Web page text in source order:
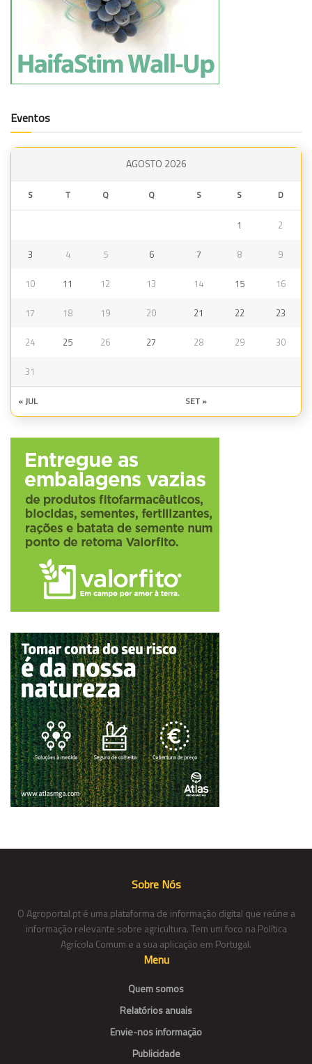
Eventos
AGOSTO 2026
S T Q Q S S D
1 2
3 4 5 6 7 8 9
10 11 12 13 14 15 16
17 18 19 20 21 22 23
24 25 26 27 28 29 30
31
« JUL SET »
Sobre Nós
O Agroportal.pt é uma plataforma de informação digital que reúne a
informação relevante sobre agricultura. Tem um foco na Política
Agrícola Comum e a sua aplicação em Portugal.
Menu
Quem somos
Relatórios anuais
Envie-nos informação
Publicidade